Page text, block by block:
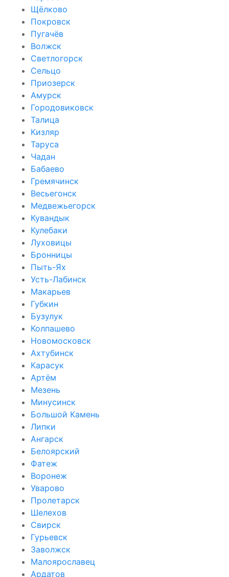
Щёлково
Покровск
Пугачёв
Волжск
Светлогорск
Сельцо
Приозерск
Амурск
Городовиковск
Талица
Кизляр
Таруса
Чадан
Бабаево
Гремячинск
Весьегонск
Медвежьегорск
Кувандык
Кулебаки
Луховицы
Бронницы
Пыть-Ях
Усть-Лабинск
Макарьев
Губкин
Бузулук
Колпашево
Новомосковск
Ахтубинск
Карасук
Артём
Мезень
Минусинск
Большой Камень
Липки
Ангарск
Белоярский
Фатеж
Воронеж
Уварово
Пролетарск
Шелехов
Свирск
Гурьевск
Заволжск
Малоярославец
Ардатов